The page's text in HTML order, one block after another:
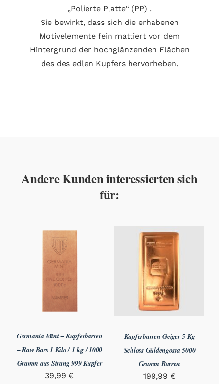
„Polierte Platte“ (PP) .
Sie bewirkt, dass sich die erhabenen
Motivelemente fein mattiert vor dem
Hintergrund der hochglänzenden Flächen
des des edlen Kupfers hervorheben.
Andere Kunden interessierten sich
für:
Germania Mint – Kupferbarren
– Raw Bars 1 Kilo / 1 kg / 1000
Gramm aus Strang 999 Kupfer
39,99 €
Kupferbarren Geiger 5 Kg
Schloss Güldengossa 5000
Gramm Barren
199,99 €